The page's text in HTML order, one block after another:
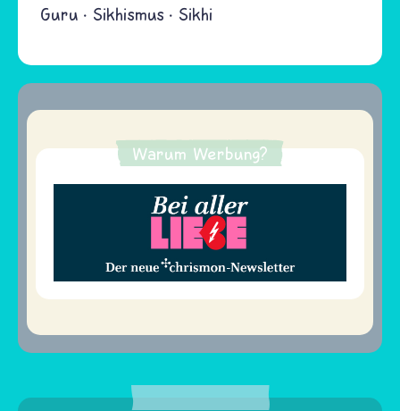
Guru Sikhismus Sikhi
Warum Werbung?